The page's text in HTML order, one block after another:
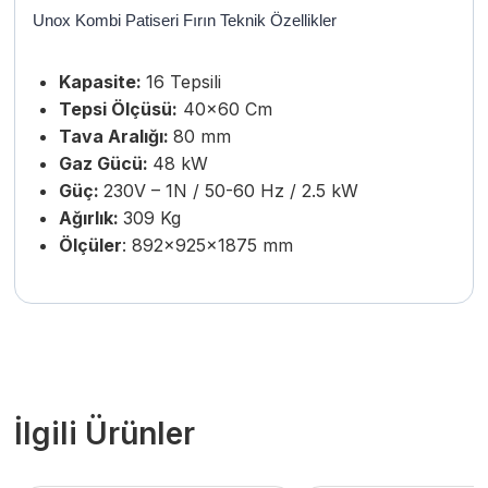
Unox Kombi Patiseri Fırın Teknik Özellikler
Kapasite: 16 Tepsili
Tepsi Ölçüsü: 40×60 Cm
Tava Aralığı: 80 mm
Gaz Gücü: 48 kW
Güç: 230V – 1N / 50-60 Hz / 2.5 kW
Ağırlık: 309 Kg
Ölçüler: 892x925x1875 mm
İlgili Ürünler